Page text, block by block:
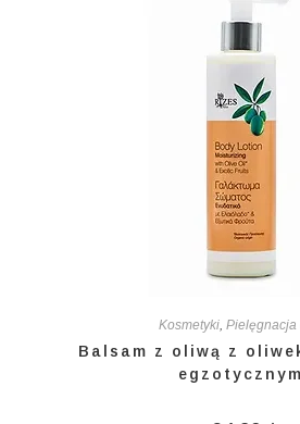
Kosmetyki, Pielęgnacja
Balsam z oliwą z